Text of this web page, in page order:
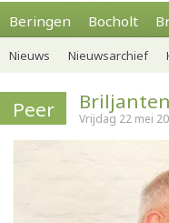
Beringen Bocholt
Nieuws Nieuwsarchief
Peer Vrijdag 22 mei